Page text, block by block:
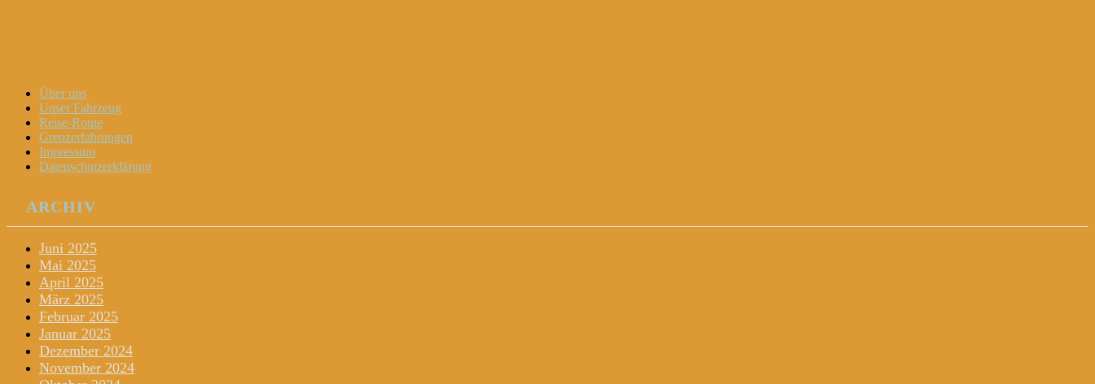
Menu
Widgets
Search
Skip
content
Über uns
Unser Fahrzeug
Reise-Route
Grenzerfahrungen
Impressum
Datenschutzerklärung
ARCHIV
Juni 2025
Mai 2025
April 2025
März 2025
Februar 2025
Januar 2025
Dezember 2024
November 2024